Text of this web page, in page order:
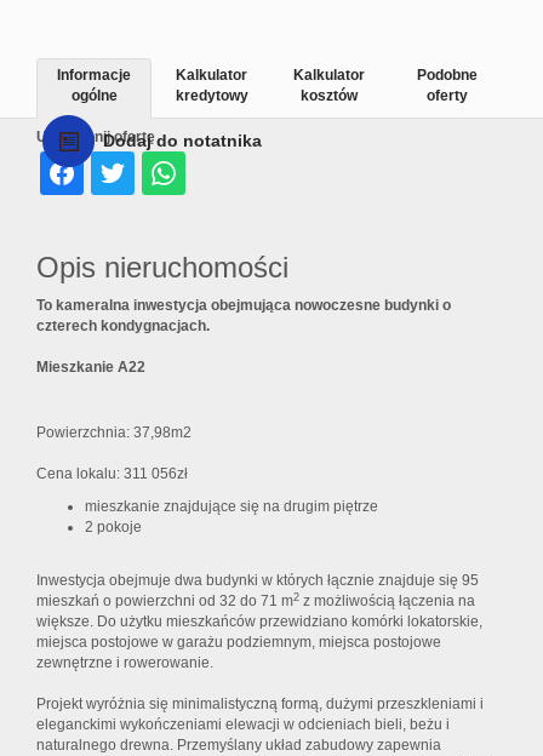
Dodaj do notatnika
Udostępnij ofertę
Informacje
ogólne
Kalkulator
kredytowy
Kalkulator
kosztów
Podobne
oferty
Opis nieruchomości
To kameralna inwestycja obejmująca nowoczesne budynki o
czterech kondygnacjach.
Mieszkanie A22
Powierzchnia: 37,98m2
Cena lokalu: 311 056zł
mieszkanie znajdujące się na drugim piętrze
2 pokoje
Inwestycja obejmuje dwa budynki w których łącznie znajduje się 95
mieszkań o powierzchni od 32 do 71 m2 z możliwością łączenia na
większe. Do użytku mieszkańców przewidziano komórki lokatorskie,
miejsca postojowe w garażu podziemnym, miejsca postojowe
zewnętrzne i rowerowanie.
Projekt wyróżnia się minimalistyczną formą, dużymi przeszkleniami i
eleganckimi wykończeniami elewacji w odcieniach bieli, beżu i
naturalnego drewna. Przemyślany układ zabudowy zapewnia